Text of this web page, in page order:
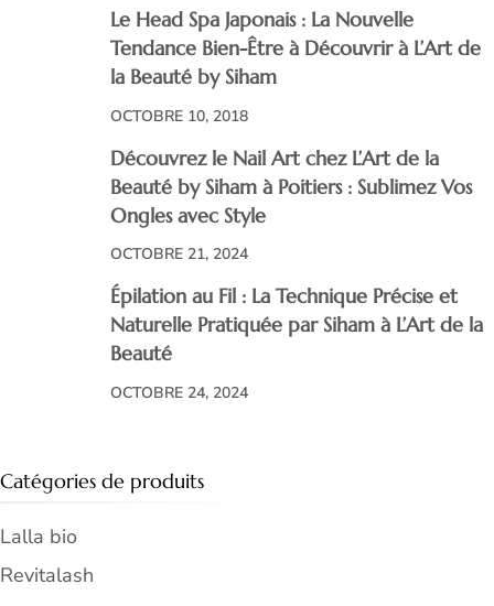
Le Head Spa Japonais : La Nouvelle
Tendance Bien-Être à Découvrir à L’Art de
la Beauté by Siham
OCTOBRE 10, 2018
Découvrez le Nail Art chez L’Art de la
Beauté by Siham à Poitiers : Sublimez Vos
Ongles avec Style
OCTOBRE 21, 2024
Épilation au Fil : La Technique Précise et
Naturelle Pratiquée par Siham à L’Art de la
Beauté
OCTOBRE 24, 2024
Catégories de produits
Lalla bio
Revitalash